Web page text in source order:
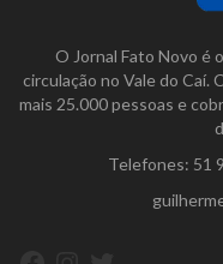
O Jornal Fato Novo é
circulação no Vale do Caí.
mais 25.000 pessoas e
Telefones: 51